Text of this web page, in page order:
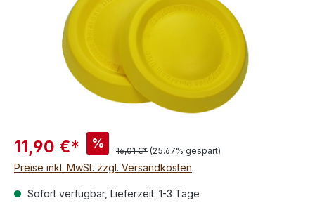
11,90 €* %
16,01 €* (25.67% gespart)
Preise inkl. MwSt. zzgl. Versandkosten
Sofort verfügbar, Lieferzeit: 1-3 Tage